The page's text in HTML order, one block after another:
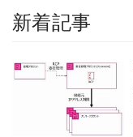
新着記事